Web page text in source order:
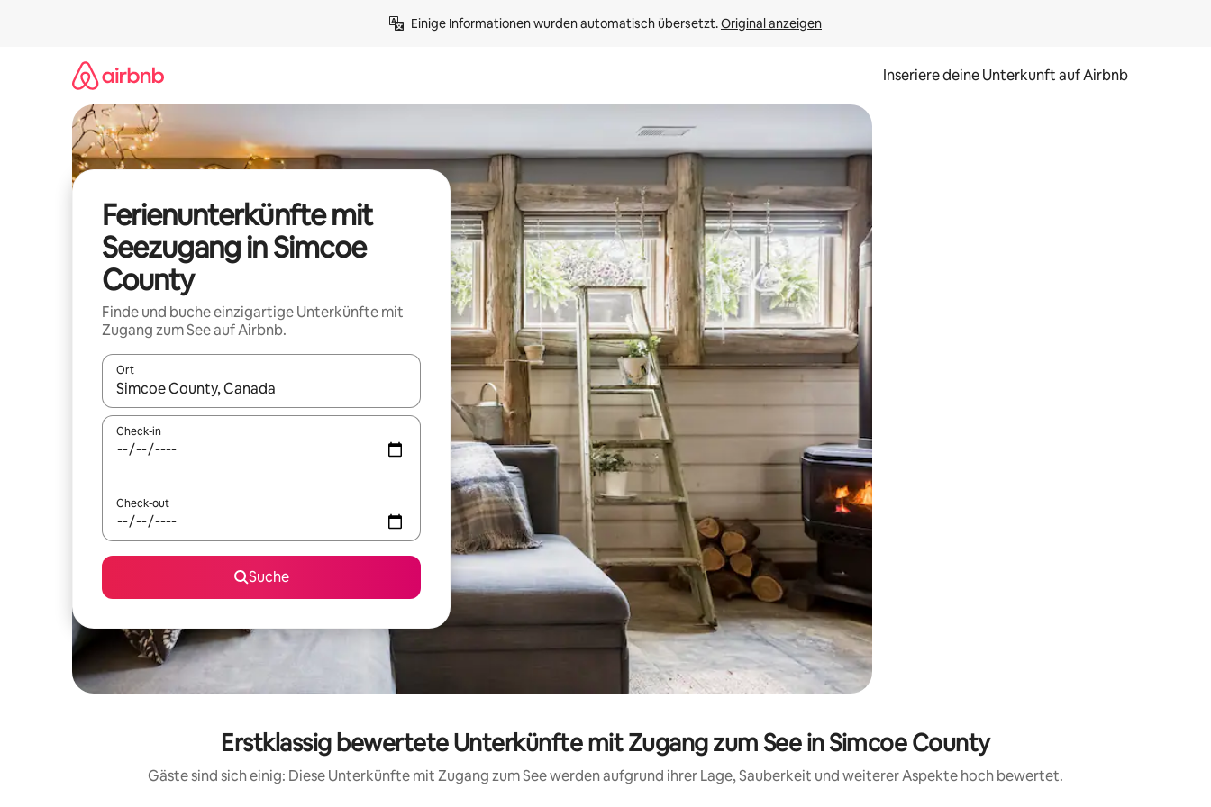
Einige Informationen wurden automatisch übersetzt. Original anzeigen
Inseriere deine Unterkunft auf Airbnb
Ferienunterkünfte mit
Seezugang in Simcoe
County
Finde und buche einzigartige Unterkünfte mit
Zugang zum See auf Airbnb.
Ort
Wenn Ergebnisse verfügbar sind, navigiere mit den Pfeiltasten nach oben und unten oder erkunde die Ergebnisse durch Berühren oder Wischgesten.
Check-in
Check-out
Suche
Erstklassig bewertete Unterkünfte mit Zugang zum See in Simcoe County
Gäste sind sich einig: Diese Unterkünfte mit Zugang zum See werden aufgrund ihrer Lage, Sauberkeit und weiterer Aspekte hoch bewertet.